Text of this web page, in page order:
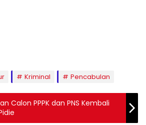
Kriminal Pencabulan
Calon PPPK dan PNS Kembali